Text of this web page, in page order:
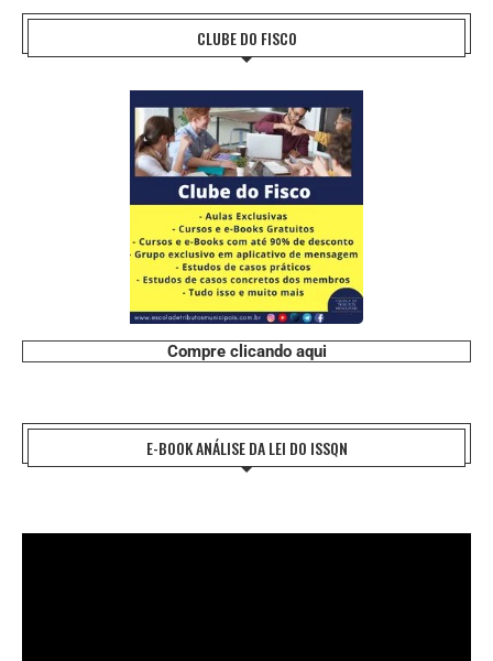
CLUBE DO FISCO
Compre clicando aqui
E-BOOK ANÁLISE DA LEI DO ISSQN